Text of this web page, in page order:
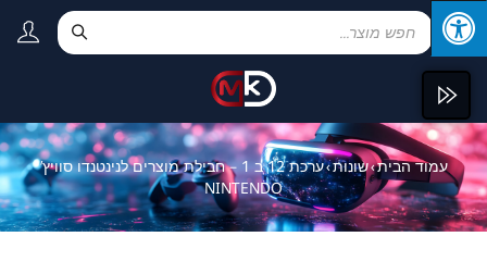
עמוד הבית›שונות›
ערכת 12 ב 1 – חבילת מוצרים לנינטנדו סוויץ’
NINTENDO